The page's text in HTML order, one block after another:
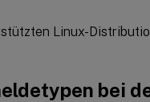
Linux-
bei